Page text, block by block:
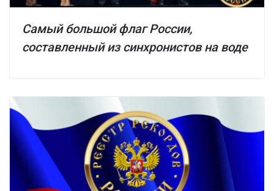
Самый большой флаг России,
составленный из синхронистов на воде